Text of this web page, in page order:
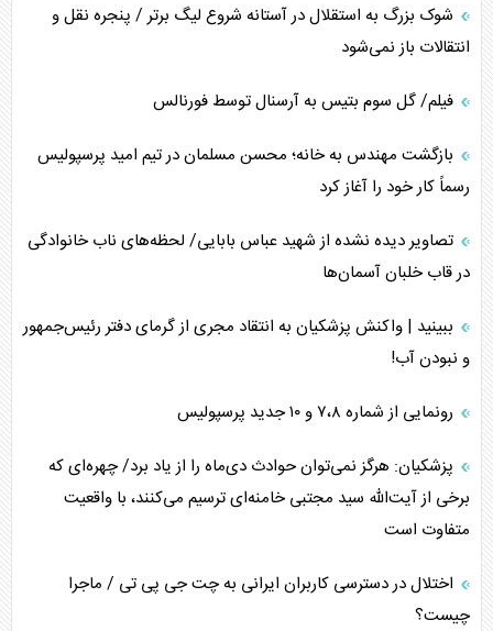
شوک بزرگ به استقلال در آستانه شروع لیگ برتر / پنجره نقل و
انتقالات باز نمی‌شود
فیلم/ گل سوم بتیس به آرسنال توسط فورنالس
بازگشت مهندس به خانه؛ محسن مسلمان در تیم امید پرسپولیس
رسماً کار خود را آغاز کرد
تصاویر دیده نشده از شهید عباس بابایی/ لحظه‌های ناب خانوادگی
در قاب خلبان آسمان‌ها
ببینید | واکنش پزشکیان به انتقاد مجری از گرمای دفتر رئیس‌جمهور
و نبودن آب!
رونمایی از شماره ۷،۸ و ۱۰ جدید پرسپولیس
پزشکیان: هرگز نمی‌توان حوادث دی‌ماه را از یاد برد/ چهره‌ای که
برخی از آیت‌الله سید مجتبی خامنه‌ای ترسیم می‌کنند، با واقعیت
متفاوت است
اختلال در دسترسی کاربران ایرانی به چت جی پی تی / ماجرا
چیست؟